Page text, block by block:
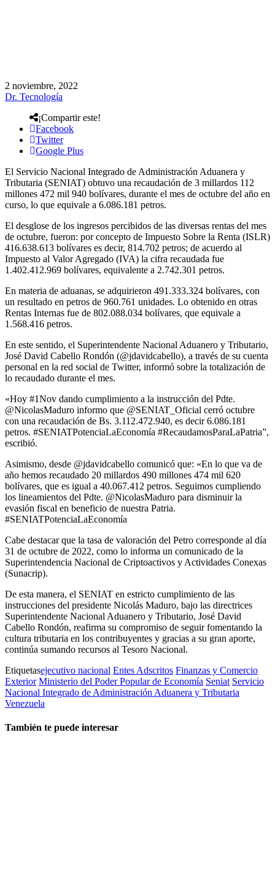
2 noviembre, 2022
Dr. Tecnología
¡Compartir este!
Facebook
Twitter
Google Plus
El Servicio Nacional Integrado de Administración Aduanera y
Tributaria (SENIAT) obtuvo una recaudación de 3 millardos 112
millones 472 mil 940 bolívares, durante el mes de octubre del año en
curso, lo que equivale a 6.086.181 petros.
El desglose de los ingresos percibidos de las diversas rentas del mes
de octubre, fueron: por concepto de Impuesto Sobre la Renta (ISLR)
416.638.613 bolívares es decir, 814.702 petros; de acuerdo al
Impuesto al Valor Agregado (IVA) la cifra recaudada fue
1.402.412.969 bolívares, equivalente a 2.742.301 petros.
En materia de aduanas, se adquirieron 491.333.324 bolívares, con
un resultado en petros de 960.761 unidades. Lo obtenido en otras
Rentas Internas fue de 802.088.034 bolívares, que equivale a
1.568.416 petros.
En este sentido, el Superintendente Nacional Aduanero y Tributario,
José David Cabello Rondón (@jdavidcabello), a través de su cuenta
personal en la red social de Twitter, informó sobre la totalización de
lo recaudado durante el mes.
«Hoy #1Nov dando cumplimiento a la instrucción del Pdte.
@NicolasMaduro informo que @SENIAT_Oficial cerró octubre
con una recaudación de Bs. 3.112.472.940, es decir 6.086.181
petros. #SENIATPotenciaLaEconomía #RecaudamosParaLaPatria”,
escribió.
Asimismo, desde @jdavidcabello comunicó que: «En lo que va de
año hemos recaudado 20 millardos 490 millones 474 mil 620
bolívares, que es igual a 40.067.412 petros. Seguimos cumpliendo
los lineamientos del Pdte. @NicolasMaduro para disminuir la
evasión fiscal en beneficio de nuestra Patria.
#SENIATPotenciaLaEconomía
Cabe destacar que la tasa de valoración del Petro corresponde al día
31 de octubre de 2022, como lo informa un comunicado de la
Superintendencia Nacional de Criptoactivos y Actividades Conexas
(Sunacrip).
De esta manera, el SENIAT en estricto cumplimiento de las
instrucciones del presidente Nicolás Maduro, bajo las directrices
Superintendente Nacional Aduanero y Tributario, José David
Cabello Rondón, reafirma su compromiso de seguir fomentando la
cultura tributaria en los contribuyentes y gracias a su gran aporte,
continúa sumando recursos al Tesoro Nacional.
Etiquetasejecutivo nacional Entes Adscritos Finanzas y Comercio
Exterior Ministerio del Poder Popular de Economía Seniat Servicio
Nacional Integrado de Administración Aduanera y Tributaria
Venezuela
También te puede interesar